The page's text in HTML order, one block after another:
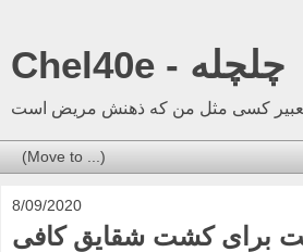
Chel40e - چلچله
کسی مثل من که ذهنش مریض است
8/09/2020
برای کشت شقایق کافی